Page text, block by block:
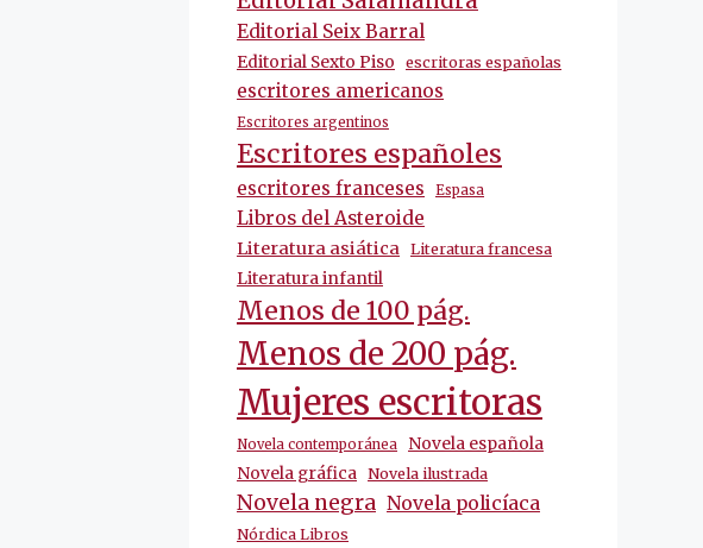
Editorial Seix Barral
Editorial Sexto Piso escritoras españolas
escritores americanos
Escritores argentinos
Escritores españoles
escritores franceses Espasa
Libros del Asteroide
Literatura asiática Literatura francesa
Literatura infantil
Menos de 100 pág.
Menos de 200 pág.
Mujeres escritoras
Novela contemporánea
Novela española
Novela gráfica Novela ilustrada
Novela negra Novela policíaca
Nórdica Libros